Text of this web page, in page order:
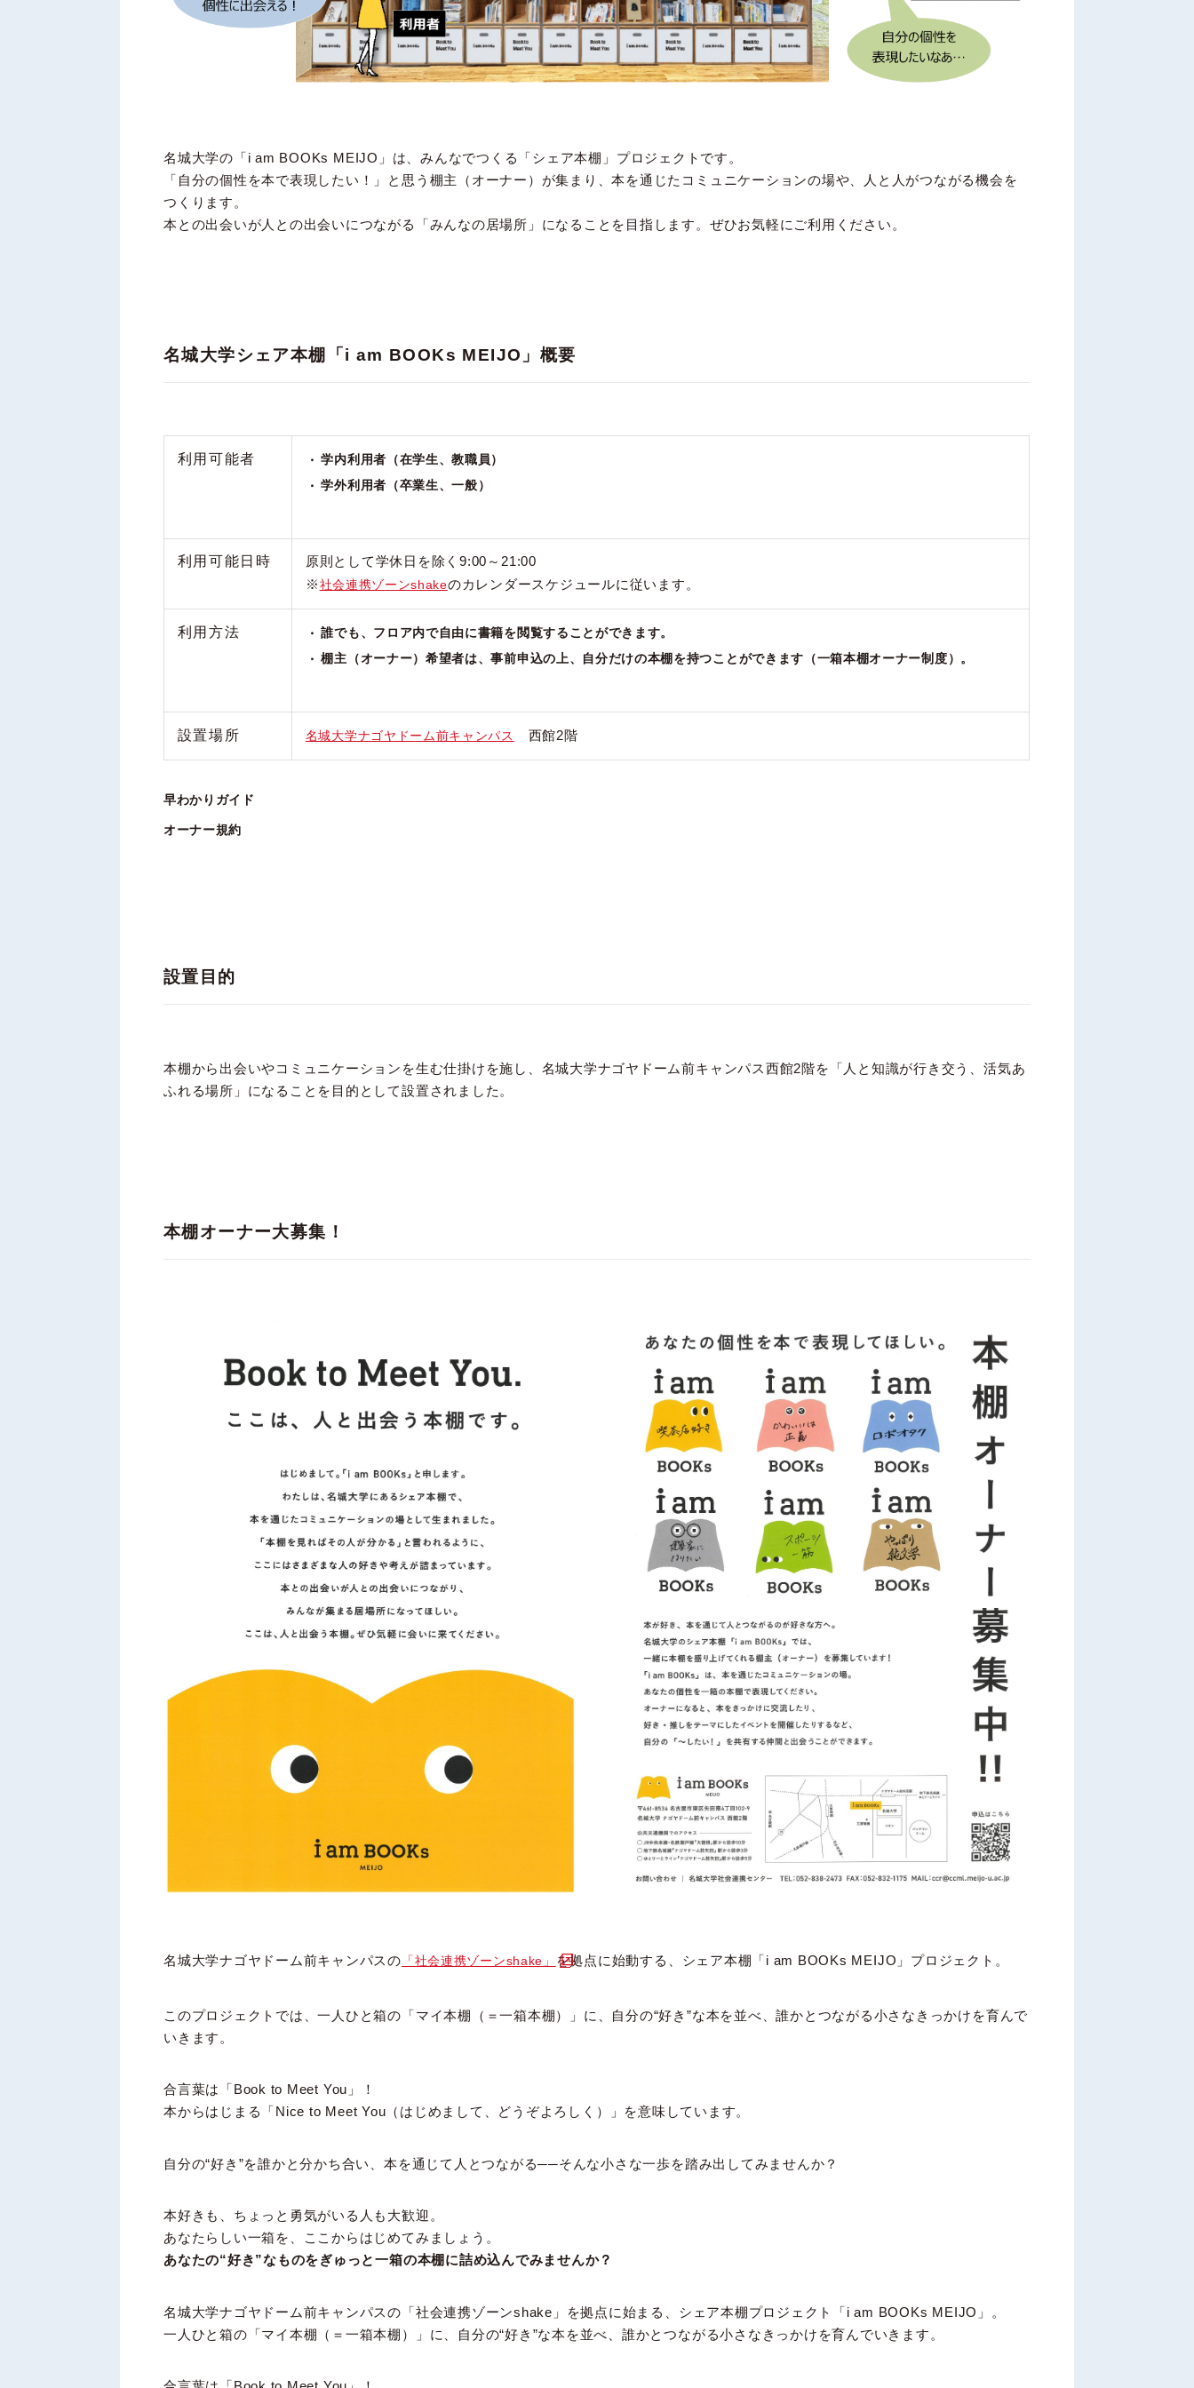
名城大学の「i am BOOKs MEIJO」は、みんなでつくる「シェア本棚」プロジェクトです。
「自分の個性を本で表現したい！」と思う棚主（オーナー）が集まり、本を通じたコミュニケーションの場や、人と人がつながる機会を
つくります。
本との出会いが人との出会いにつながる「みんなの居場所」になることを目指します。ぜひお気軽にご利用ください。
名城大学シェア本棚「i am BOOKs MEIJO」概要
利用可能者
学内利用者（在学生、教職員）
学外利用者（卒業生、一般）
利用可能日時
原則として学休日を除く9:00～21:00
※ 社会連携ゾーンshakeのカレンダースケジュールに従います。
利用方法
誰でも、フロア内で自由に書籍を閲覧することができます。
棚主（オーナー）希望者は、事前申込の上、自分だけの本棚を持つことができます（一箱本棚オーナー制度）。
設置場所 名城大学ナゴヤドーム前キャンパス 西館2階
早わかりガイド
オーナー規約
設置目的
本棚から出会いやコミュニケーションを生む仕掛けを施し、名城大学ナゴヤドーム前キャンパス西館2階を「人と知識が行き交う、活気あ
ふれる場所」になることを目的として設置されました。
本棚オーナー大募集！
名城大学ナゴヤドーム前キャンパスの 「社会連携ゾーンshake」 を拠点に始動する、シェア本棚「i am BOOKs MEIJO」プロジェクト。
このプロジェクトでは、一人ひと箱の「マイ本棚（＝一箱本棚）」に、自分の“好き”な本を並べ、誰かとつながる小さなきっかけを育んで
いきます。
合言葉は「Book to Meet You」！
本からはじまる「Nice to Meet You（はじめまして、どうぞよろしく）」を意味しています。
自分の“好き”を誰かと分かち合い、本を通じて人とつながる──そんな小さな一歩を踏み出してみませんか？
本好きも、ちょっと勇気がいる人も大歓迎。
あなたらしい一箱を、ここからはじめてみましょう。
あなたの“好き”なものをぎゅっと一箱の本棚に詰め込んでみませんか？
名城大学ナゴヤドーム前キャンパスの「社会連携ゾーンshake」を拠点に始まる、シェア本棚プロジェクト「i am BOOKs MEIJO」。
一人ひと箱の「マイ本棚（＝一箱本棚）」に、自分の“好き”な本を並べ、誰かとつながる小さなきっかけを育んでいきます。